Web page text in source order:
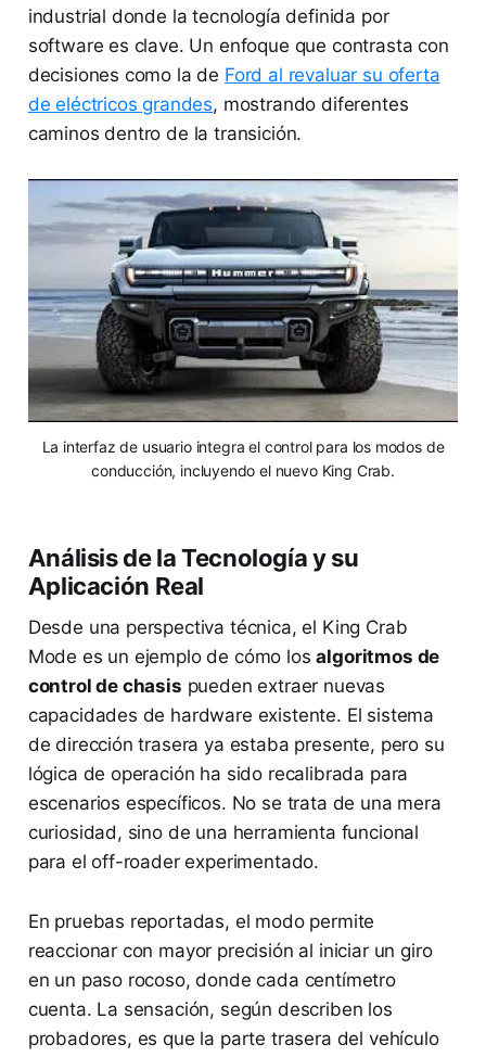
industrial donde la tecnología definida por
software es clave. Un enfoque que contrasta con
decisiones como la de Ford al revaluar su oferta
de eléctricos grandes, mostrando diferentes
caminos dentro de la transición.
La interfaz de usuario integra el control para los modos de
conducción, incluyendo el nuevo King Crab.
Análisis de la Tecnología y su
Aplicación Real
Desde una perspectiva técnica, el King Crab
Mode es un ejemplo de cómo losalgoritmos de
control de chasis pueden extraer nuevas
capacidades de hardware existente. El sistema
de dirección trasera ya estaba presente, pero su
lógica de operación ha sido recalibrada para
escenarios específicos. No se trata de una mera
curiosidad, sino de una herramienta funcional
para el off-roader experimentado.
En pruebas reportadas, el modo permite
reaccionar con mayor precisión al iniciar un giro
en un paso rocoso, donde cada centímetro
cuenta. La sensación, según describen los
probadores, es que la parte trasera del vehículo